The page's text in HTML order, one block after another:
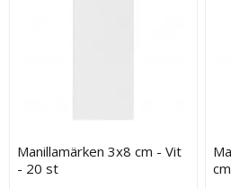
Manillamärken 3x8 cm - Vit
- 20 st